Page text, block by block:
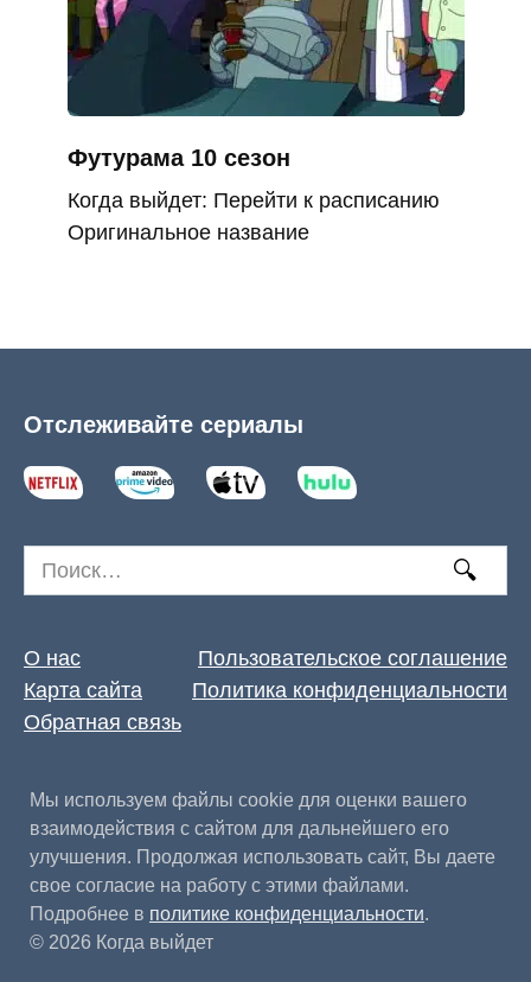
Футурама 10 сезон
Когда выйдет: Перейти к расписанию
Оригинальное название
Отслеживайте сериалы
Search
for:
О нас
Пользовательское соглашение
Карта сайта
Политика конфиденциальности
Обратная связь
Мы используем файлы cookie для оценки вашего
взаимодействия с сайтом для дальнейшего его
улучшения. Продолжая использовать сайт, Вы даете
свое согласие на работу с этими файлами.
Подробнее в политике конфиденциальности.
© 2026 Когда выйдет